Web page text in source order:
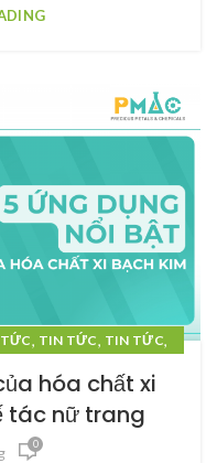
, TIN TỨC, TIN TỨC,
hóa chất xi
tác nữ trang
0